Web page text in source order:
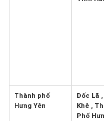
Thành phố
Hưng Yên
Dốc Lã
Khê ,
Phố